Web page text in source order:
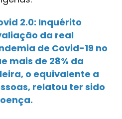
2.0: Inquérito
da real
de Covid-19 no
mais de 28% da
o equivalente a
relatou ter sido